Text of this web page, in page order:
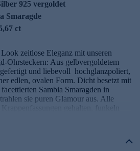
925 vergoldet
Smaragde
ct
zeitlose Eleganz mit unseren
Ohrsteckern: Aus gelbvergoldetem
und liebevoll hochglanzpoliert,
edlen, ovalen Form. Dicht besetzt mit
Sambia Smaragden in
sie puren Glamour aus. Alle
gehalten, funkeln
von ca. 5,67 ct. Perfekt für
auf raffinierte Art und Weise und